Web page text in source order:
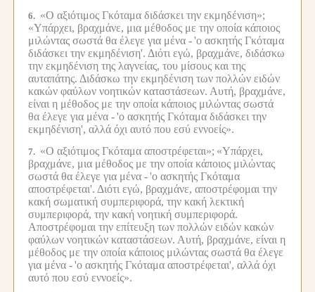
6. «Ο αξιότιμος Γκόταμα διδάσκει την εκμηδένιση»;
«Υπάρχει, βραχμάνε, μια μέθοδος με την οποία κάποιος
μιλώντας σωστά θα έλεγε για μένα -'ο ασκητής Γκόταμα
διδάσκει την εκμηδένιση'. Διότι εγώ, βραχμάνε, διδάσκω
την εκμηδένιση της λαγνείας, του μίσους και της
αυταπάτης. Διδάσκω την εκμηδένιση των πολλών ειδών
κακών φαύλων νοητικών καταστάσεων. Αυτή, βραχμάνε,
είναι η μέθοδος με την οποία κάποιος μιλώντας σωστά
θα έλεγε για μένα -'ο ασκητής Γκόταμα διδάσκει την
εκμηδένιση', αλλά όχι αυτό που εσύ εννοείς».
7. «Ο αξιότιμος Γκόταμα αποστρέφεται»; «Υπάρχει,
βραχμάνε, μια μέθοδος με την οποία κάποιος μιλώντας
σωστά θα έλεγε για μένα -'ο ασκητής Γκόταμα
αποστρέφεται'. Διότι εγώ, βραχμάνε, αποστρέφομαι την
κακή σωματική συμπεριφορά, την κακή λεκτική
συμπεριφορά, την κακή νοητική συμπεριφορά.
Αποστρέφομαι την επίτευξη των πολλών ειδών κακών
φαύλων νοητικών καταστάσεων. Αυτή, βραχμάνε, είναι η
μέθοδος με την οποία κάποιος μιλώντας σωστά θα έλεγε
για μένα -'ο ασκητής Γκόταμα αποστρέφεται', αλλά όχι
αυτό που εσύ εννοείς».